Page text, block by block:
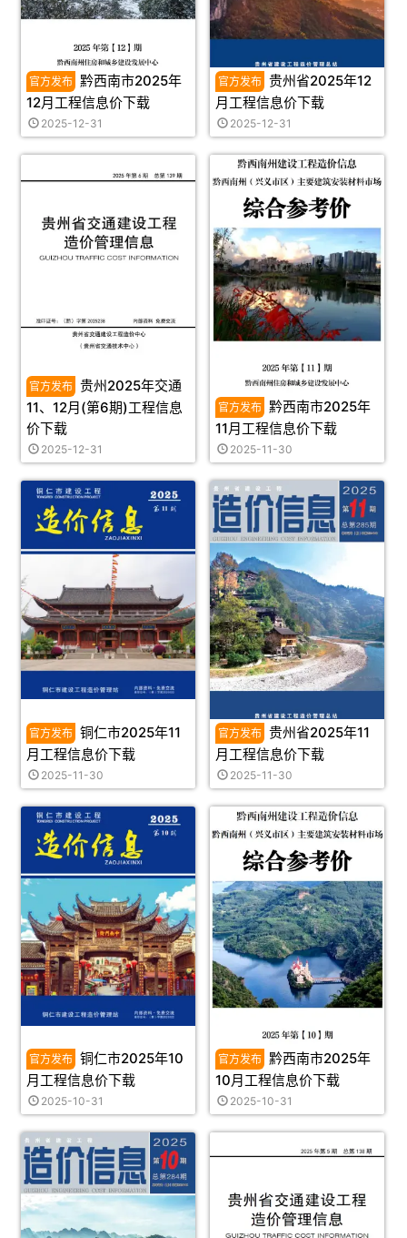
黔西南市2025年
12月工程信息价下载
2025-12-31
贵州省2025年12
月工程信息价下载
2025-12-31
贵州2025年交通
11、12月(第6期)工程信息
价下载
2025-12-31
黔西南市2025年
11月工程信息价下载
2025-11-30
铜仁市2025年11
月工程信息价下载
2025-11-30
贵州省2025年11
月工程信息价下载
2025-11-30
铜仁市2025年10
月工程信息价下载
2025-10-31
黔西南市2025年
10月工程信息价下载
2025-10-31